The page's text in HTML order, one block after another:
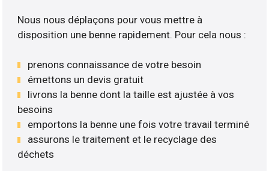
Nous nous déplaçons pour vous mettre à
disposition une benne rapidement. Pour cela nous :
prenons connaissance de votre besoin
émettons un devis gratuit
livrons la benne dont la taille est ajustée à vos
besoins
emportons la benne une fois votre travail terminé
assurons le traitement et le recyclage des
déchets